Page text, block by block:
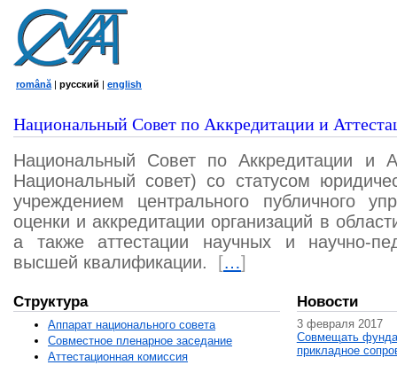
română | русский | english
Национальный Совет по Аккредитации и
Национальный Совет по Аккредитации и
Национальный совет) со статусом
учреждением центрального публичного
оценки и аккредитации организаций в
а также аттестации научных и научно-
высшей квалификации.
[…]
Структура
Аппарат национального совета
Совместное пленарное заседание
Аттестационная комисcия
Новости
3 февраля 2017
Совмещать
прикладное